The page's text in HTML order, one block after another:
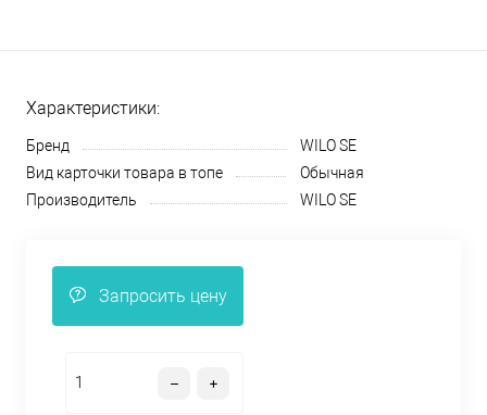
Характеристики:
Бренд
WILO SE
Вид карточки товара в топе
Обычная
Производитель
WILO SE
Запросить цену